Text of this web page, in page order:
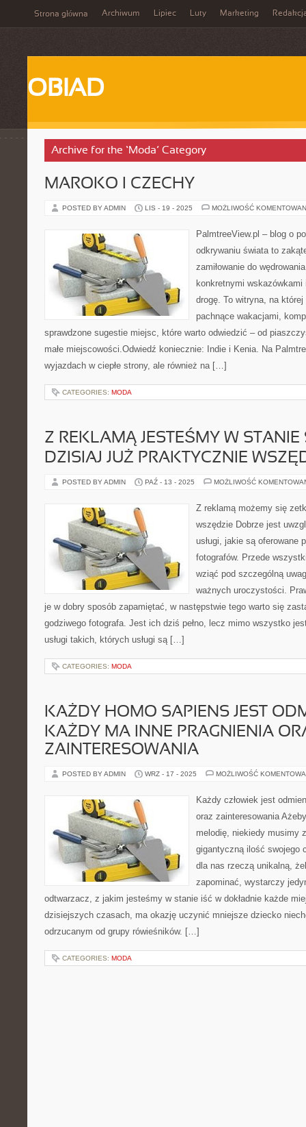
Strona główna Archiwum Lipiec Luty Marketing
OBIAD
Archive for the ‘Moda’ Category
MAROKO I CZECHY
POSTED BY ADMIN LIS - 19 - 2025 MOŻLIWOŚĆ
PalmtreeView.pl – blog o
odkrywaniu świata to
zamiłowanie do
konkretnymi
drogę. To witryna, na
pachnące wakacjami,
sprawdzone sugestie miejsc, które warto odwiedzić – od
małe miejscowości.Odwiedź koniecznie: Indie i Kenia. Na
wyjazdach w ciepłe strony, ale również na […]
CATEGORIES: MODA
Z REKLAMĄ JESTEŚMY W
DZISIAJ JUŻ PRAKTYCZNIE
POSTED BY ADMIN PAŹ - 13 - 2025 MOŻLIWOŚĆ
Z reklamą możemy się
wszędzie Dobrze jest
usługi, jakie są oferowane
fotografów. Przede
wziąć pod szczególną
ważnych uroczystości.
je w dobry sposób zapamiętać, w następstwie tego warto się
godziwego fotografa. Jest ich dziś pełno, lecz mimo wszystko
usługi takich, których usługi są […]
CATEGORIES: MODA
KAŻDY HOMO SAPIENS JEST
KAŻDY MA INNE PRAGNIENIA
ZAINTERESOWANIA
POSTED BY ADMIN WRZ - 17 - 2025 MOŻLIWOŚĆ
Każdy człowiek jest
oraz zainteresowania
melodię, niekiedy musimy
gigantyczną ilość swojego
dla nas rzeczą unikalną,
zapominać, wystarczy
odtwarzacz, z jakim jesteśmy w stanie iść w dokładnie każde
dzisiejszych czasach, ma okazję uczynić mniejsze dziecko
odrzucanym od grupy rówieśników. […]
CATEGORIES: MODA